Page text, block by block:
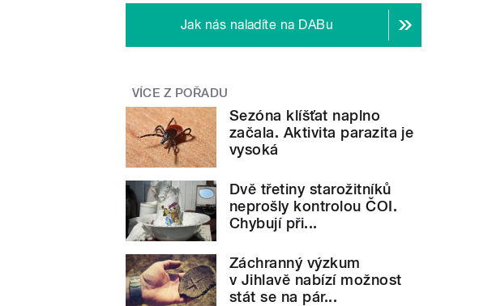
Jak nás naladíte na DABu
VÍCE Z POŘADU
Sezóna klíšťat naplno
začala. Aktivita parazita je
vysoká
Dvě třetiny starožitníků
neprošly kontrolou ČOI.
Chybují při...
Záchranný výzkum
v Jihlavě nabízí možnost
stát se na pár...